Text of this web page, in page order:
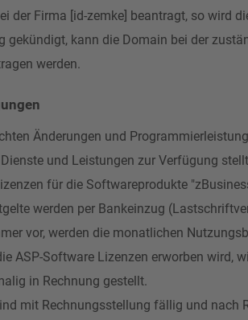
der Firma [id-zemke] beantragt, so wird
gekündigt, kann die Domain bei der
werden.
Änderungen und
und Leistungen zur Verfügung
für die Softwareprodukte
werden per Bankeinzug
vor, werden die monatlichen
ASP-Software Lizenzen erworben
in Rechnung gestellt.
mit Rechnungsstellung fällig und nach